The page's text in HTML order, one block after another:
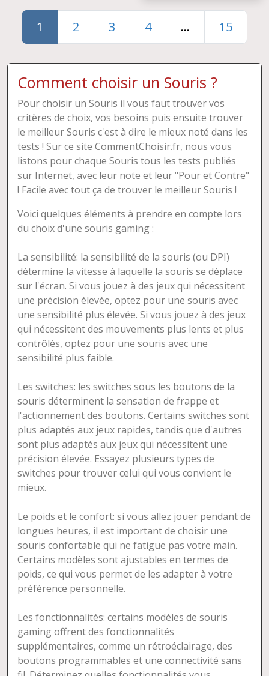
1 2 3 4 ... 15
Comment choisir un Souris ?
Pour choisir un Souris il vous faut trouver vos
critères de choix, vos besoins puis ensuite trouver
le meilleur Souris c'est à dire le mieux noté dans les
tests ! Sur ce site CommentChoisir.fr, nous vous
listons pour chaque Souris tous les tests publiés
sur Internet, avec leur note et leur "Pour et Contre"
! Facile avec tout ça de trouver le meilleur Souris !
Voici quelques éléments à prendre en compte lors
du choix d'une souris gaming :
La sensibilité: la sensibilité de la souris (ou DPI)
détermine la vitesse à laquelle la souris se déplace
sur l'écran. Si vous jouez à des jeux qui nécessitent
une précision élevée, optez pour une souris avec
une sensibilité plus élevée. Si vous jouez à des jeux
qui nécessitent des mouvements plus lents et plus
contrôlés, optez pour une souris avec une
sensibilité plus faible.
Les switches: les switches sous les boutons de la
souris déterminent la sensation de frappe et
l'actionnement des boutons. Certains switches sont
plus adaptés aux jeux rapides, tandis que d'autres
sont plus adaptés aux jeux qui nécessitent une
précision élevée. Essayez plusieurs types de
switches pour trouver celui qui vous convient le
mieux.
Le poids et le confort: si vous allez jouer pendant de
longues heures, il est important de choisir une
souris confortable qui ne fatigue pas votre main.
Certains modèles sont ajustables en termes de
poids, ce qui vous permet de les adapter à votre
préférence personnelle.
Les fonctionnalités: certains modèles de souris
gaming offrent des fonctionnalités
supplémentaires, comme un rétroéclairage, des
boutons programmables et une connectivité sans